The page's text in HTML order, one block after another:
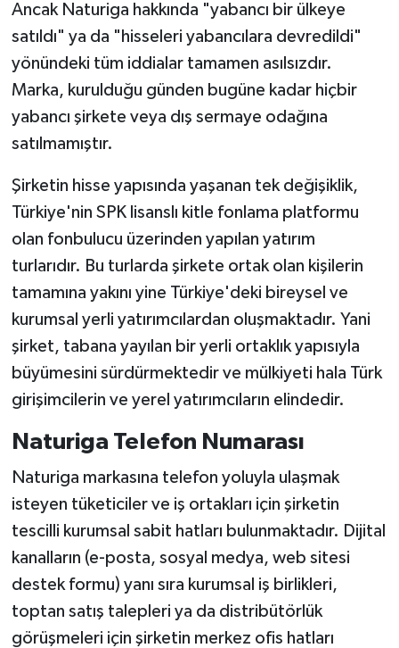
Ancak Naturiga hakkında "yabancı bir ülkeye
satıldı" ya da "hisseleri yabancılara devredildi"
yönündeki tüm iddialar tamamen asılsızdır.
Marka, kurulduğu günden bugüne kadar hiçbir
yabancı şirkete veya dış sermaye odağına
satılmamıştır.
Şirketin hisse yapısında yaşanan tek değişiklik,
Türkiye'nin SPK lisanslı kitle fonlama platformu
olan fonbulucu üzerinden yapılan yatırım
turlarıdır. Bu turlarda şirkete ortak olan kişilerin
tamamına yakını yine Türkiye'deki bireysel ve
kurumsal yerli yatırımcılardan oluşmaktadır. Yani
şirket, tabana yayılan bir yerli ortaklık yapısıyla
büyümesini sürdürmektedir ve mülkiyeti hala Türk
girişimcilerin ve yerel yatırımcıların elindedir.
Naturiga Telefon Numarası
Naturiga markasına telefon yoluyla ulaşmak
isteyen tüketiciler ve iş ortakları için şirketin
tescilli kurumsal sabit hatları bulunmaktadır. Dijital
kanalların (e-posta, sosyal medya, web sitesi
destek formu) yanı sıra kurumsal iş birlikleri,
toptan satış talepleri ya da distribütörlük
görüşmeleri için şirketin merkez ofis hatları